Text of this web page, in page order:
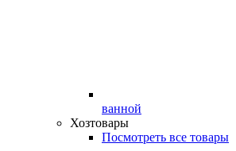
ванной
Хозтовары
Посмотреть все товары